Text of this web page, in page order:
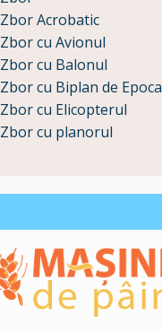
Zbor Acrobatic
Zbor cu Avionul
Zbor cu Balonul
Zbor cu Biplan de Epoca
Zbor cu Elicopterul
Zbor cu planorul